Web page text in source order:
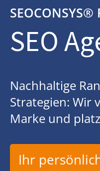
SEOCONSYS®
SEO
Nachhaltige
Strategien: Wir
Marke und
Ihr